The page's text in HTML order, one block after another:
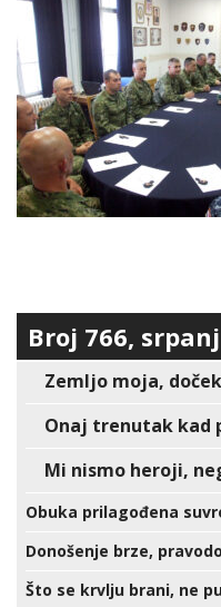
Broj 766,
Zemljo moja,
Onaj trenutak kad
Mi nismo heroji,
Obuka prilagođena
Donošenje brze,
Što se krvlju brani, ne